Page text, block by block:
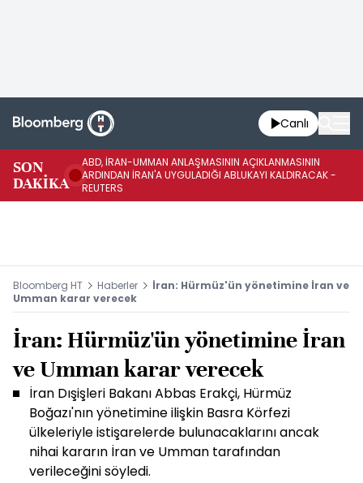
Canlı
SON
DAKİKA
ABD, İRAN-UMMAN ANLAŞMASININ AÇIKLANMASININ
ARDINDAN İRAN'A UYGULADIĞI ABLUKAYI KALDIRACAK -
REUTERS
Bloomberg HT Haberler
İran: Hürmüz'ün yönetimine İran ve
Umman karar verecek
İran: Hürmüz'ün yönetimine İran
ve Umman karar verecek
İran Dışişleri Bakanı Abbas Erakçi, Hürmüz
Boğazı'nın yönetimine ilişkin Basra Körfezi
ülkeleriyle istişarelerde bulunacaklarını ancak
nihai kararın İran ve Umman tarafından
verileceğini söyledi.